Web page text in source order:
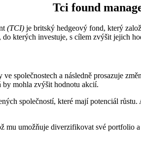
Tci found
(TCI) je britský hedgeový fond, který
kterých investuje, s cílem zvýšit jejich
společnostech a následně prosazuje
by mohla zvýšit hodnotu akcií.
společností, které mají potenciál
mu umožňuje diverzifikovat své portfolio